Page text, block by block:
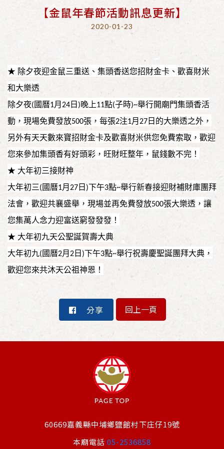
【金鼠年春節活動訊息更新】
2020-01-23
★ 除夕夜迎金鼠三重送 、集頭香送您招財金卡、歡喜財米
和大樂透
除夕夜(國曆1月24日)晚上11點(子時)~舉行開廟門集頭香活
動，現場免費發放500張，每張2注1月27日的大樂透之外，
另外有天天數來寶招財金卡及歡喜財米供您免費索取，歡迎
您來參加集頭香有好頭彩，旺財旺整年，鼠錢數不完！
★ 大年初三接財神
大年初三(國曆1月27日)下午3點~舉行新春接迎財補財庫團拜
法會，歡迎共襄盛舉，現場並再免費發放500張大樂透，讓
您集萬人念力迎富送窮發發發！
★ 大年初九天公聖誕賀壽大典
大年初九(國曆2月2日)下午3點~舉行祝壽慶聖誕團拜大典，
歡迎您來共沐天公祖神恩！
分享 回上一頁
60669嘉義縣中埔鄉鹽館村下庄仔19號
本廟電話 05-2536858